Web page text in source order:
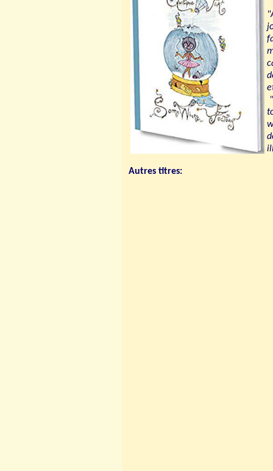
Autres titres: